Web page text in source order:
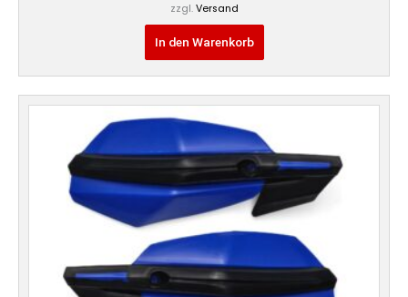
zzgl. Versand
In den Warenkorb